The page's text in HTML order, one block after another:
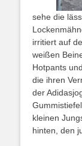
sehe die
irritiert auf
weißen
Hotpants
die ihren
der
kleinen
hinten, den